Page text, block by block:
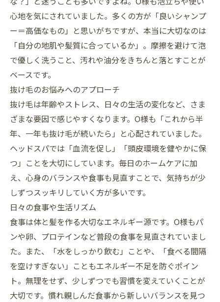
心地を気にされていました。多くの方が「良いシャンプ
ー＝高価なもの」と思いがちですが、本当に大切なのは
「自分の地肌や髪質に合っているか」。摩擦を避けて泡
で優しく洗うこと、汚れや油分をきちんと落とすことが
ベースです。
抜け毛のお悩みへのアプローチ
抜け毛は年齢やストレス、日々の生活の変化など、さま
ざまな要因で感じやすくなります。O様も「これから半
年、一年も抜け毛が続いたら」と心配されていました。
ヘッドスパでは「血流を促し」「頭皮環境を健やかに保
つ」ことを大切にしています。毎日のホームケアに加
え、心身のバランスや食事も見直すことで、気持ちが少
しずつスッキリしていく方が多いです。
日々の食事や生活リズム
食事は体と髪を作る大切なエネルギー源です。O様もパ
ンや卵、プロテインなど普段の食事を見直されていまし
た。また、「水をしっかり飲む」ことや、「食べる間隔
を空けすぎない」こともエネルギー不足を防ぐポイン
ト。無理をせず、少しずつでも習慣を変えていくことが
大切です。慣れ親しんだ食事から新しいバランスを見つ